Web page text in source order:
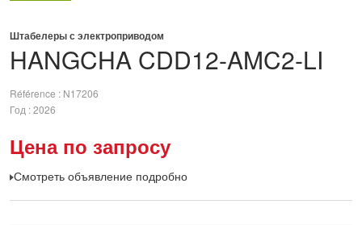
HANGCHA CDD12-AMC2-LI
Штабелеры с электроприводом
Référence
N17206
Год 2026
Цена по запросу
Смотреть объявление подробно